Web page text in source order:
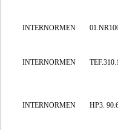
INTERNORMEN
INTERNORMEN
INTERNORMEN HP3.